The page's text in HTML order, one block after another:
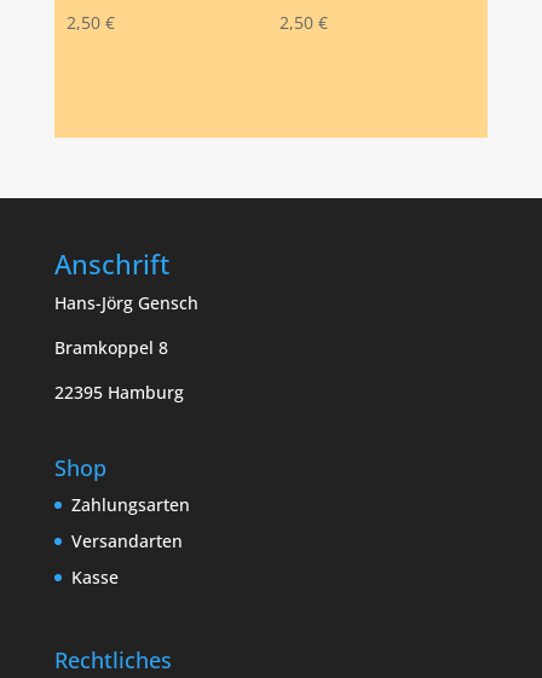
2,50 € 2,50 €
Anschrift
Hans-Jörg Gensch
Bramkoppel 8
22395 Hamburg
Shop
Zahlungsarten
Versandarten
Kasse
Rechtliches